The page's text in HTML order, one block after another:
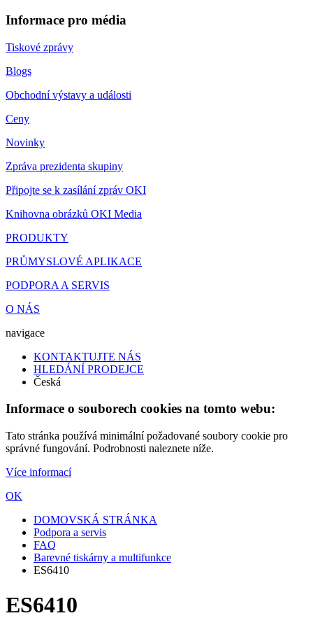
Informace pro média
Tiskové zprávy
Blogs
Obchodní výstavy a události
Ceny
Novinky
Zpráva prezidenta skupiny
Připojte se k zasílání zpráv OKI
Knihovna obrázků OKI Media
PRODUKTY
PRŮMYSLOVÉ APLIKACE
PODPORA A SERVIS
O NÁS
navigace
KONTAKTUJTE NÁS
HLEDÁNÍ PRODEJCE
Česká
Informace o souborech cookies na tomto webu:
Tato stránka používá minimální požadované soubory cookie pro
správné fungování. Podrobnosti naleznete níže.
Více informací
OK
DOMOVSKÁ STRÁNKA
Podpora a servis
FAQ
Barevné tiskárny a multifunkce
ES6410
ES6410